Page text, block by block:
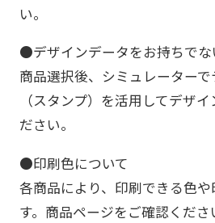
い。
●デザインデータをお持ちでな
商品選択後、シミュレーター
（スタンプ）を活用してデザ
ださい。
●印刷色について
各商品により、印刷できる色
す。商品ページをご確認くださ